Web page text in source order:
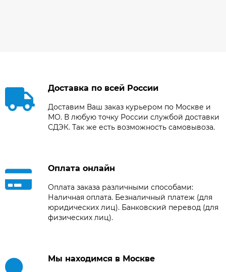
Доставка по всей России
Доставим Ваш заказ курьером по Москве и
МО. В любую точку России службой доставки
СДЭК. Так же есть возможность самовывоза.
Оплата онлайн
Оплата заказа различными способами:
Наличная оплата. Безналичный платеж (для
юридических лиц). Банковский перевод (для
физических лиц).
Мы находимся в Москве